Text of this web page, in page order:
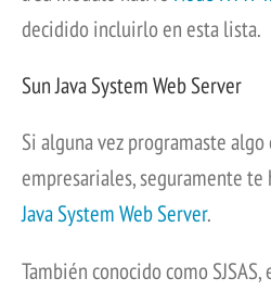
decidido incluirlo en esta lista.
Sun Java System Web Server
Si alguna vez programaste
empresariales, seguramente te
Java System Web Server.
También conocido como